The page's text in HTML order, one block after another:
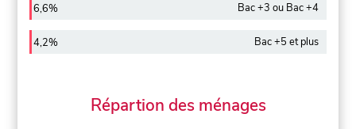
6,6% Bac +3 ou Bac +4
4,2% Bac +5 et plus
Répartion des ménages